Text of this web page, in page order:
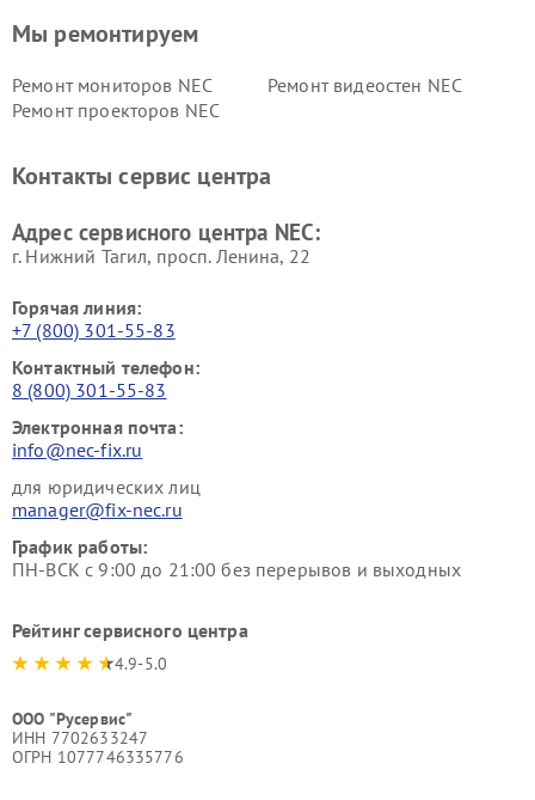
Мы ремонтируем
Ремонт мониторов NEC
Ремонт видеостен NEC
Ремонт проекторов NEC
Контакты сервис центра
Адрес сервисного центра NEC:
г. Нижний Тагил, просп. Ленина, 22
Горячая линия:
+7 (800) 301-55-83
Контактный телефон:
8 (800) 301-55-83
Электронная почта:
info@nec-fix.ru
для юридических лиц
manager@fix-nec.ru
График работы:
ПН-ВСК с 9:00 до 21:00 без перерывов и выходных
Рейтинг сервисного центра
4.9-5.0
ООО "Русервис"
ИНН 7702633247
ОГРН 1077746335776